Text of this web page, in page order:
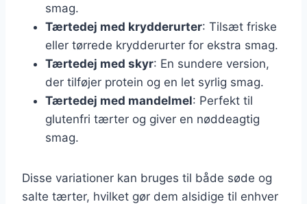
smag.
Tærtedej med krydderurter: Tilsæt friske
eller tørrede krydderurter for ekstra smag.
Tærtedej med skyr: En sundere version,
der tilføjer protein og en let syrlig smag.
Tærtedej med mandelmel: Perfekt til
glutenfri tærter og giver en nøddeagtig
smag.
Disse variationer kan bruges til både søde og
salte tærter, hvilket gør dem alsidige til enhver